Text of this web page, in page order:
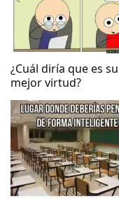
¿Cuál diría que es su
mejor virtud?